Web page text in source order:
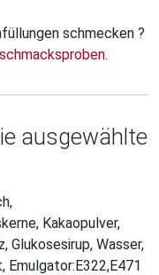
schmecken ?
.
ausgewählte
Kakaopulver,
Glukosesirup, Wasser,
Emulgator:E322,E471